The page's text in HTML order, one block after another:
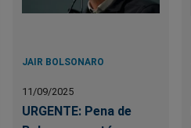
JAIR BOLSONARO
11/09/2025
URGENTE: Pena de